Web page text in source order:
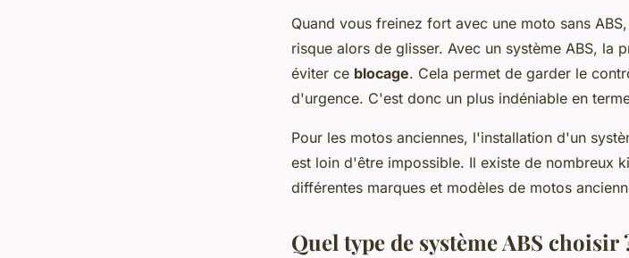
Quand vous freinez fort avec une moto sans
risque alors de glisser. Avec un système ABS, la
éviter ce blocage. Cela permet de garder le
d'urgence. C'est donc un plus indéniable en
Pour les motos anciennes, l'installation d'un
est loin d'être impossible. Il existe de nombreux
différentes marques et modèles de motos
Quel type de système ABS choisir